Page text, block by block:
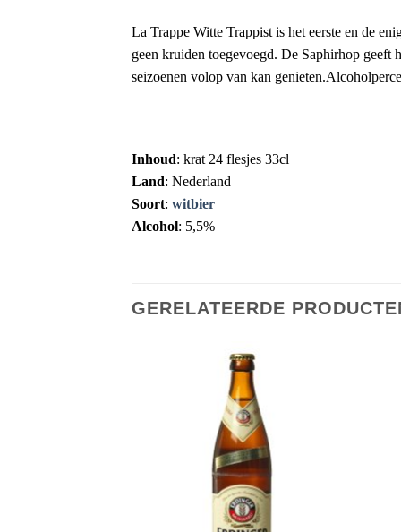
La Trappe Witte Trappist is het eerste en de
geen kruiden toegevoegd. De Saphirhop geeft
seizoenen volop van kan
Inhoud: krat 24 flesjes 33cl
Land: Nederland
Soort: witbier
Alcohol: 5,5%
GERELATEERDE